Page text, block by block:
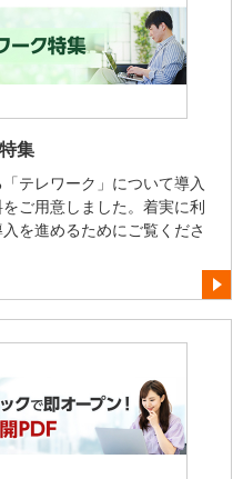
集
テレワーク」について導入
ご用意しました。着実に利
を進めるためにご覧くださ